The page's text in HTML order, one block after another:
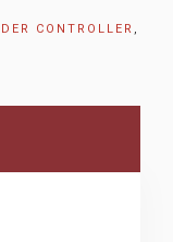
CONTROLLER ,